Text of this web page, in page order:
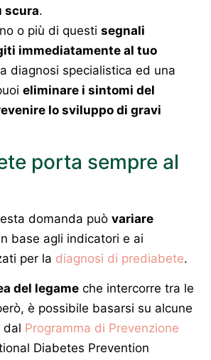
scura.
o più di questi segnali
immediatamente al tuo
diagnosi specialistica ed una
eliminare i sintomi del
lo sviluppo di gravi
porta sempre al
domanda può variare
base agli indicatori e ai
per la diagnosi di prediabete.
del legame che intercorre tra le
è possibile basarsi su alcune
dal Programma di Prevenzione
Diabetes Prevention